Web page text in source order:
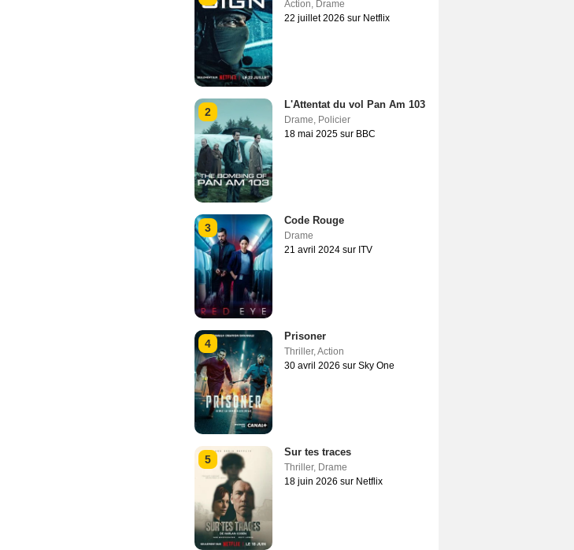
Action, Drame
22 juillet 2026 sur Netflix
2
L'Attentat du vol Pan Am 103
Drame, Policier
18 mai 2025 sur BBC
3
Code Rouge
Drame
21 avril 2024 sur ITV
4
Prisoner
Thriller,Action
30 avril 2026 sur Sky One
5
Sur tes traces
Thriller, Drame
18 juin 2026 sur Netflix